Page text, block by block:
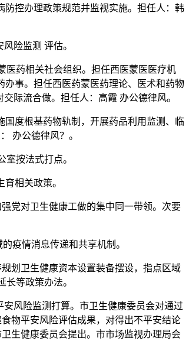
控办理政策规范并监视实施。担任人：韩
险监测 评估。
药相关社会组织。担任西医蒙医医疗机
事。担任西医药蒙医药理论、医术和药物
际流合做。担任人：高霞 办公德律风。
度根基药物轨制，开展药品利用监测、临
办公德律风？。
按法式打点。
相关政策。
党对卫生健康工做的集中同一带领。次要
疫情消息传递和共享机制。
划卫生健康资本设置装备摆设，指点区域
等政策办法。
风险监测打算。市卫生健康委员会对通过
物平安风险评估成果，对得出不平安结论
生健康委员会提出。市市场监视办理局会